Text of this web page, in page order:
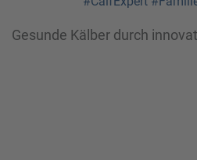
Gesunde Kälber durch